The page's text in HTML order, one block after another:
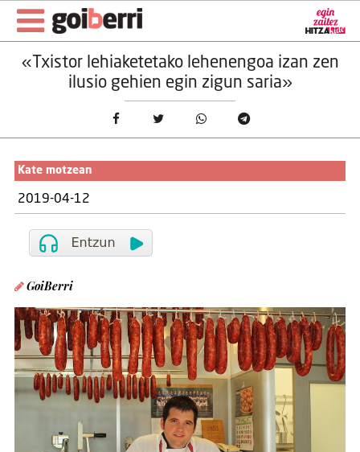
«Txistor lehiaketetako lehenengoa izan zen
ilusio gehien egin zigun saria»
Kate motzean
2019-04-12
GoiBerri